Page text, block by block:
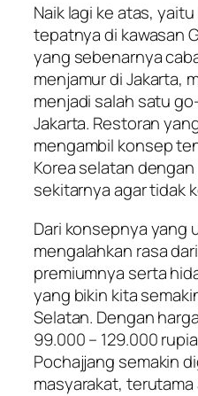
Naik lagi ke atas,
tepatnya di kawasan
yang sebenarnya
menjamur di Jakarta,
menjadi salah satu
Jakarta. Restoran
mengambil konsep
Korea selatan
sekitarnya agar tidak
Dari konsepnya yang
mengalahkan rasa
premiumnya serta
yang bikin kita
Selatan. Dengan
99.000 – 129.000
Pochajjang semakin
masyarakat, terutama